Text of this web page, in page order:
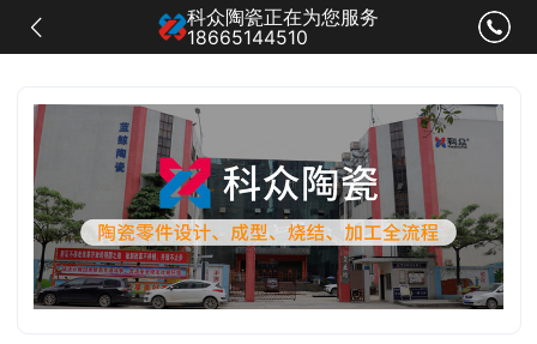
科众陶瓷正在为您服务
18665144510